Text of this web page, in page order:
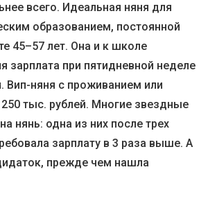
всего. Идеальная няня для
образованием, постоянной
45–57 лет. Она и к школе
зарплата при пятидневной неделе
Вип-няня с проживанием или
тыс. рублей. Многие звездные
нянь: одна из них после трех
зарплату в 3 раза выше. А
прежде чем нашла